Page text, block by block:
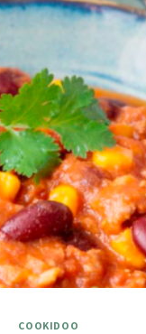
COOKIDOO